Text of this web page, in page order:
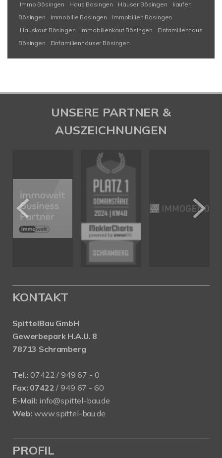
Immo Bösingen Haus Bösingen Häuser Bösingen
kaufen
Bösingen
Immobilie Bösingen
Immobilien Bösingen
Hauskauf Bösingen
Immobilienkauf Bösingen
Einfamilienhaus
Bösingen
Einfamilienhäuser Bösingen
UNSERE PARTNER &
AUSZEICHNUNGEN
KONTAKT
SpittelBau GmbH
Gewerbepark H.A.U. 8
78713 Schramberg
Tel.: 07422 / 949 67 - 0
Fax: 07422 / 949 67 - 60
E-Mail: info@spittel-bau.de
Web: www.spittel-bau.de
PROFIL